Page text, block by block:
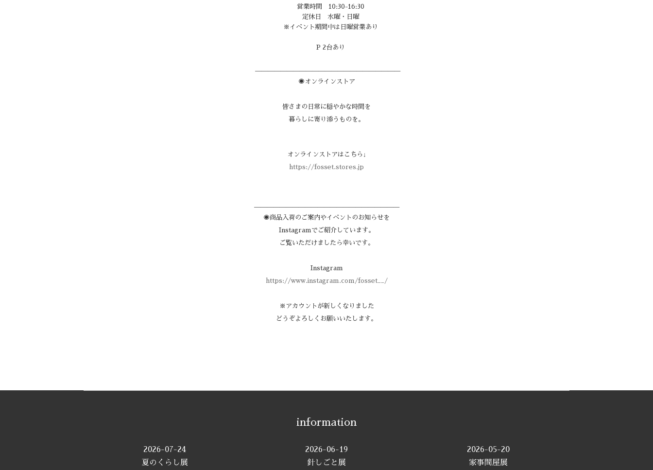
営業時間 10:30-16:30
定休日 水曜・日曜
※イベント期間中は日曜営業あり
P 2台あり
◉オンラインストア
皆さまの日常に穏やかな時間を
暮らしに寄り添うものを。
オンラインストアはこちら↓
https://fosset.stores.jp
◉商品入荷のご案内やイベントのお知らせを
Instagramでご紹介しています。
ご覧いただけましたら幸いです。
Instagram
https://www.instagram.com/fosset__/
※アカウントが新しくなりました
どうぞよろしくお願いいたします。
information
2026-07-24
夏のくらし展
2026-06-19
針しごと展
2026-05-20
家事問屋展